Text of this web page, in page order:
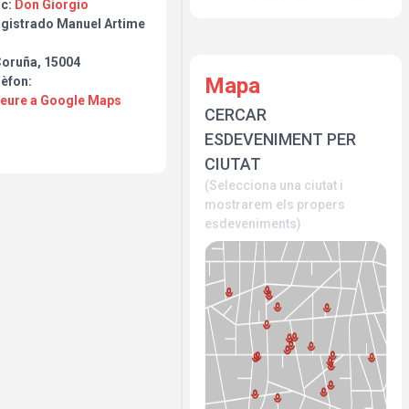
20:30.
Don Giorgio
Manuel Artime
15004
a Google Maps
Mapa
CERCAR
ESDEVENIMENT PER
CIUTAT
(Selecciona una ciutat i
mostrarem els propers
esdeveniments)